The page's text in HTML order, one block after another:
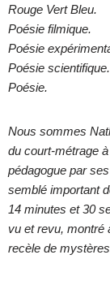
Rouge Vert Bleu.
Poésie filmique.
Poésie
Poésie scientifique.
Poésie.
Nous sommes
du court-métrage
pédagogue par
semblé important
14 minutes et 30
vu et revu, montré
recèle de